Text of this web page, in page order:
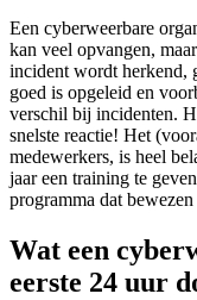
Een cyberweerbare
kan veel opvangen,
incident wordt herkend,
goed is opgeleid en
verschil bij incidenten.
snelste reactie! Het
medewerkers, is heel
jaar een training te
programma dat
Wat een
eerste 24 uur